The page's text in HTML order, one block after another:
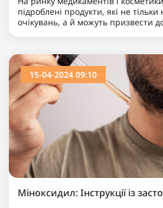
підроблені продукти, які не
очікувань, а й можуть призвести
15-04-2024 09:10
Міноксидил: Інструкції із